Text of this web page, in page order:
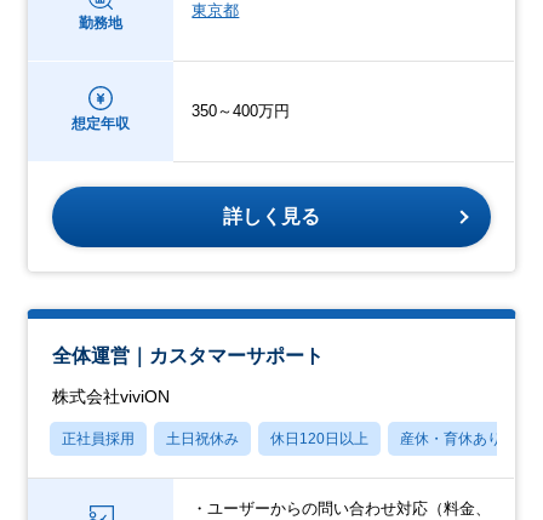
勤務地
東京都
想定年収
350～400万円
詳しく見る
全体運営｜カスタマーサポート
株式会社viviON
正社員採用 土日祝休み 休日120日以上 産休・育休あり
・ユーザーからの問い合わせ対応（料金、